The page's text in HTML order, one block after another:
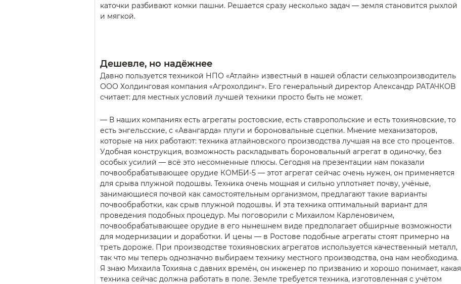
каточки разбивают комки пашни. Решается сразу несколько задач — земля становится рыхлой
и мягкой.
Дешевле, но надёжнее
Давно пользуется техникой НПО «Атлайн» известный в нашей области сельхозпроизводитель
ООО Холдинговая компания «Агрохолдинг». Его генеральный директор Александр РАТАЧКОВ
считает: для местных условий лучшей техники просто быть не может.
— В наших компаниях есть агрегаты ростовские, есть ставропольские и есть тохияновские, то
есть энгельсские, с «Авангарда» плуги и бороновальные сцепки. Мнение механизаторов,
которые на них работают: техника атлайновского производства лучшая на все сто процентов.
Удобная конструкция, возможность раскладывать бороновальный агрегат в одиночку, без
особых усилий — всё это несомненные плюсы. Сегодня на презентации нам показали
почвообрабатывающее орудие КОМБИ-5 — этот агрегат сейчас очень нужен, он применяется
для срыва плужной подошвы. Техника очень мощная и сильно уплотняет почву, учёные,
занимающиеся почвой как самостоятельным организмом, предлагают такие варианты
почвообработки, как срыв плужной подошвы. И эта техника оптимальный вариант для
проведения подобных процедур. Мы поговорили с Михаилом Карленовичем,
почвообрабатывающее орудие в его нынешнем виде предполагает обширные возможности
для модернизации и доработки. И цены — в Ростове подобные агрегаты стоят примерно на
треть дороже. При производстве тохияновских агрегатов используется качественный металл,
так что мы теперь однозначно выбираем технику местного производства, она нам необходима.
Я знаю Михаила Тохияна с давних времён, он инженер по призванию и хорошо понимает, какая
техника сейчас должна работать в поле. Земле требуется техника, изготовленная с учётом